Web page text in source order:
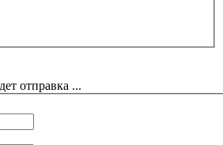
отправка ...